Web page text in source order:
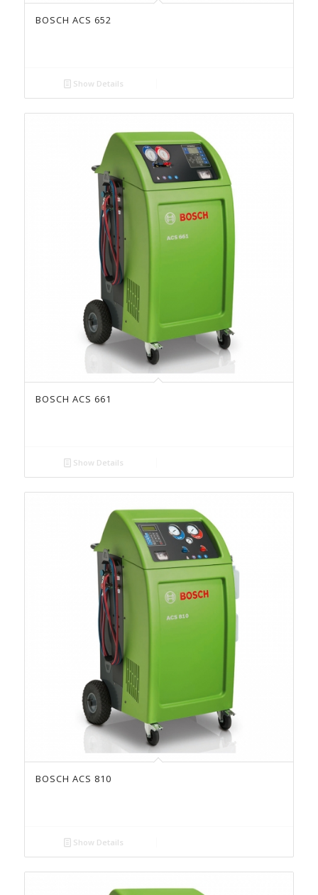
BOSCH ACS 652
Show Details
BOSCH ACS 661
Show Details
BOSCH ACS 810
Show Details